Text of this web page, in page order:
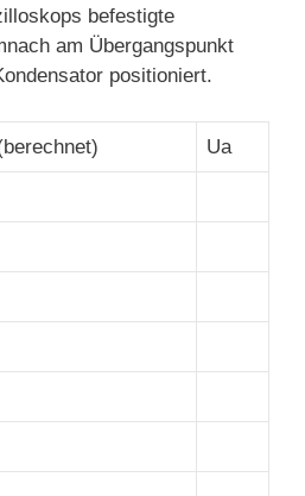
befestigte
am Übergangspunkt
positioniert.
Ua